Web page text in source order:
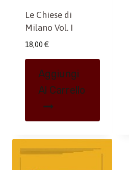
Le Chiese di
Milano Vol. I
18,00 €
Aggiungi
Al Carrello